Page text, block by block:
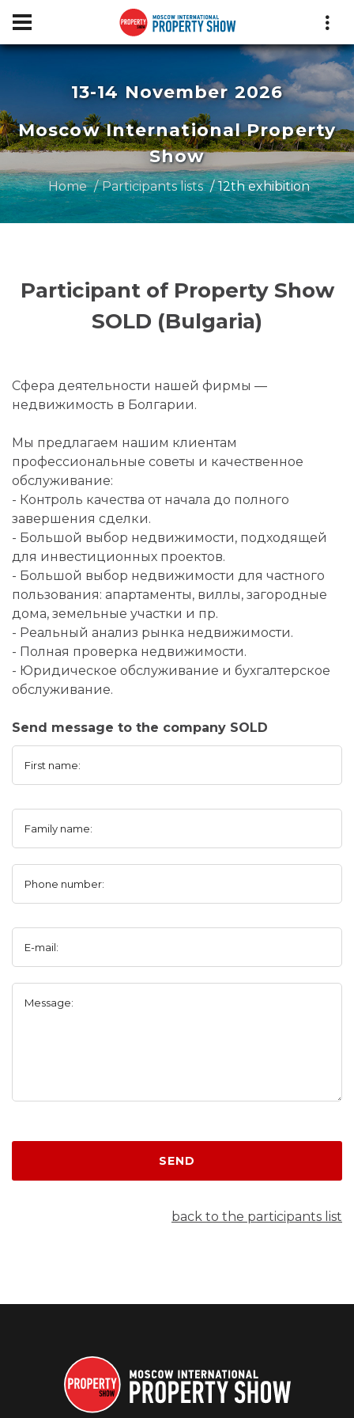
13-14 November 2026
Moscow International Property
Show
Home Participants lists 12th exhibition
Participant of Property Show
SOLD (Bulgaria)
Сфера деятельности нашей фирмы —
недвижимость в Болгарии.
Мы предлагаем нашим клиентам
профессиональные советы и качественное
обслуживание:
- Контроль качества от начала до полного
завершения сделки.
- Большой выбор недвижимости, подходящей
для инвестиционных проектов.
- Большой выбор недвижимости для частного
пользования: апартаменты, виллы, загородные
дома, земельные участки и пр.
- Реальный анализ рынка недвижимости.
- Полная проверка недвижимости.
- Юридическое обслуживание и бухгалтерское
обслуживание.
Send message to the company SOLD
First name:
Family name:
Phone number:
E-mail:
Message:
SEND
back to the participants list